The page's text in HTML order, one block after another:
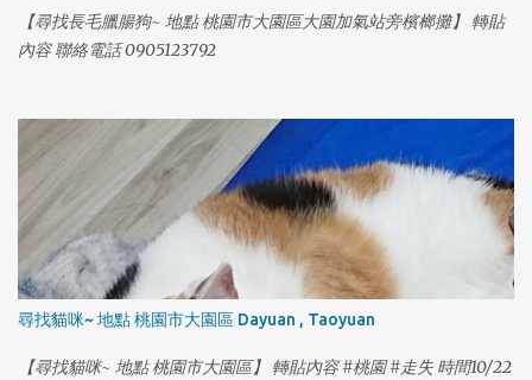
【尋找長毛臘腸狗~ 地點 桃園市大園區大園加氣站旁檳榔攤】 轉貼
內容 聯絡電話 0905123792
尋找貓咪~ 地點 桃園市大園區 Dayuan , Taoyuan
【尋找貓咪~ 地點 桃園市大園區】 轉貼內容 #桃園 #走失 時間10/22